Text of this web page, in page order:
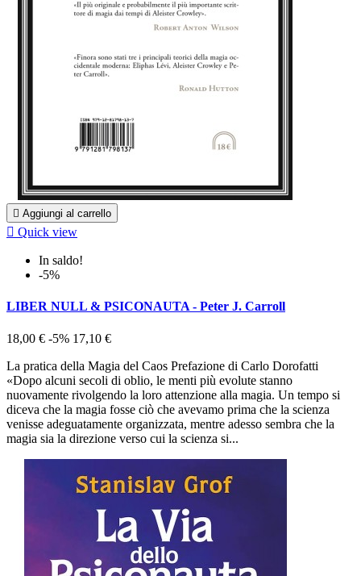
 Aggiungi al carrello
 Quick view
In saldo!
-5%
LIBER NULL & PSICONAUTA - Peter J. Carroll
18,00 € -5% 17,10 €
La pratica della Magia del Caos Prefazione di Carlo Dorofatti
«Dopo alcuni secoli di oblio, le menti più evolute stanno
nuovamente rivolgendo la loro attenzione alla magia. Un tempo si
diceva che la magia fosse ciò che avevamo prima che la scienza
venisse adeguatamente organizzata, mentre adesso sembra che la
magia sia la direzione verso cui la scienza si...